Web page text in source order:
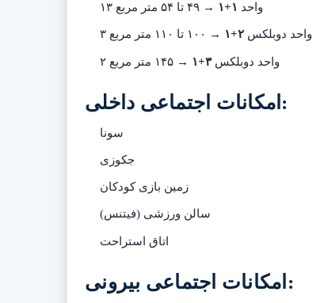
۱۳ واحد ۱+۱ → ۴۹ تا ۵۴ متر مربع
۳ واحد دوبلکس۲+۱ → ۱۰۰ تا ۱۱۰ متر مربع
۲ واحد دوبلکس۳+۱ → ۱۴۵ متر مربع
امکانات اجتماعی داخلی:
سونا
جکوزی
زمین بازی کودکان
سالن ورزشی (فیتنس)
اتاق استراحت
امکانات اجتماعی بیرونی: